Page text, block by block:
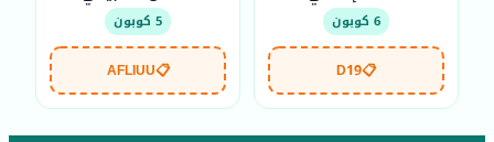
6 كوبون
📋
D19
5 كوبون
📋
AFLIUU